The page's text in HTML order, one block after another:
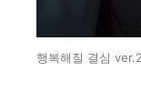
행복해질 결심